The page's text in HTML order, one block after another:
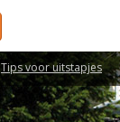
Tips voor uitstapjes